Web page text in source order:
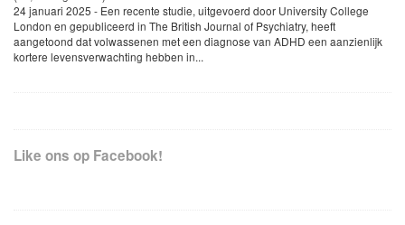
24 januari 2025 - Een recente studie, uitgevoerd door University College
London en gepubliceerd in The British Journal of Psychiatry, heeft
aangetoond dat volwassenen met een diagnose van ADHD een aanzienlijk
kortere levensverwachting hebben in...
Like ons op Facebook!